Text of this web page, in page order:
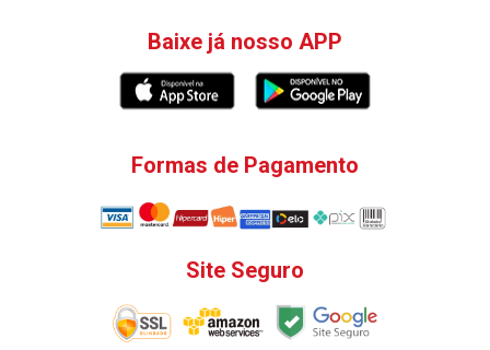
Baixe já nosso APP
Formas de Pagamento
Site Seguro